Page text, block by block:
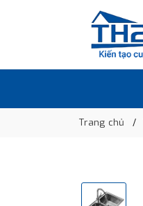
Trang chủ